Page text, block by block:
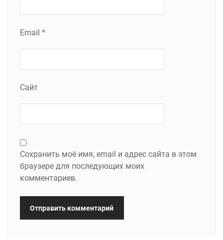
Email *
Сайт
Сохранить моё имя, email и адрес сайта в этом
браузере для последующих моих
комментариев.